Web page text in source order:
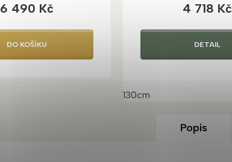
6 490 Kč
DO KOŠÍKU
4 718 Kč
DETAIL
130cm
Popis